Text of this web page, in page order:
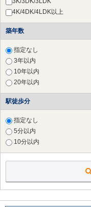
4K/4DK/4LDK以上
築年数
指定なし
3年以内
10年以内
20年以内
駅徒歩分
指定なし
5分以内
10分以内